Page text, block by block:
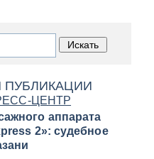
ПУБЛИКАЦИИ
ЦЕНТР
аппарата
2»: судебное